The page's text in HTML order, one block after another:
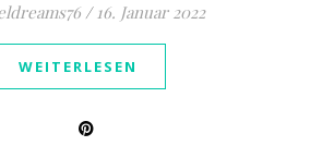
/ 16. Januar 2022
WEITERLESEN